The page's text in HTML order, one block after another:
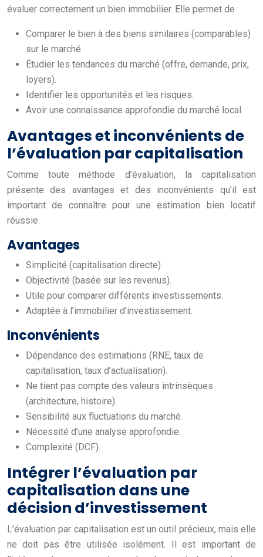
évaluer correctement un bien immobilier. Elle permet de :
Comparer le bien à des biens similaires (comparables)
sur le marché.
Étudier les tendances du marché (offre, demande, prix,
loyers).
Identifier les opportunités et les risques.
Avoir une connaissance approfondie du marché local.
Avantages et inconvénients de
l’évaluation par capitalisation
Comme toute méthode d’évaluation, la capitalisation
présente des avantages et des inconvénients qu’il est
important de connaître pour une estimation bien locatif
réussie.
Avantages
Simplicité (capitalisation directe).
Objectivité (basée sur les revenus).
Utile pour comparer différents investissements.
Adaptée à l’immobilier d’investissement.
Inconvénients
Dépendance des estimations (RNE, taux de
capitalisation, taux d’actualisation).
Ne tient pas compte des valeurs intrinsèques
(architecture, histoire).
Sensibilité aux fluctuations du marché.
Nécessité d’une analyse approfondie.
Complexité (DCF).
Intégrer l’évaluation par
capitalisation dans une
décision d’investissement
L’évaluation par capitalisation est un outil précieux, mais elle
ne doit pas être utilisée isolément. Il est important de